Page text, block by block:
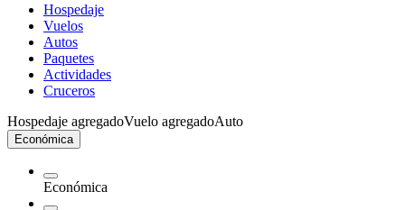
Hospedaje
Vuelos
Autos
Paquetes
Actividades
Cruceros
Hospedaje agregadoVuelo agregadoAuto
Económica
Económica